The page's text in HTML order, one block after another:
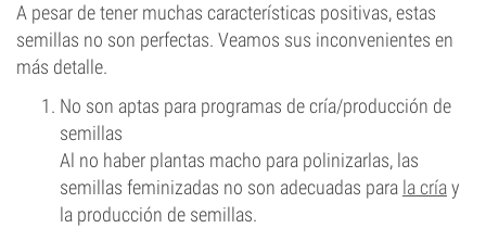
A pesar de tener muchas características positivas, estas
semillas no son perfectas. Veamos sus inconvenientes en
más detalle.
No son aptas para programas de cría/producción de
semillas
Al no haber plantas macho para polinizarlas, las
semillas feminizadas no son adecuadas para la críay
la producción de semillas.